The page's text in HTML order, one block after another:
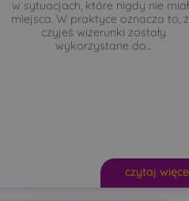
w sytuacjach, które nigdy nie
miejsca. W praktyce oznacza to,
czyjeś wizerunki zostały
wykorzystane do...
czytaj